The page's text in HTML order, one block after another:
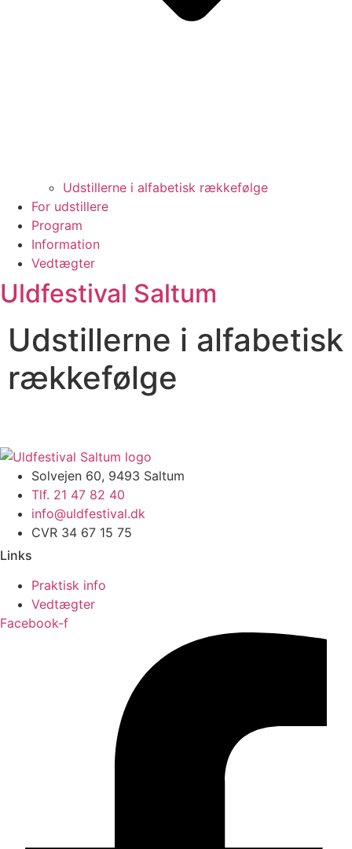
Udstillerne i alfabetisk rækkefølge
For udstillere
Program
Information
Vedtægter
Uldfestival Saltum
Udstillerne i alfabetisk
rækkefølge
Solvejen 60, 9493 Saltum
Tlf. 21 47 82 40
info@uldfestival.dk
CVR 34 67 15 75
Links
Praktisk info
Vedtægter
Facebook-f